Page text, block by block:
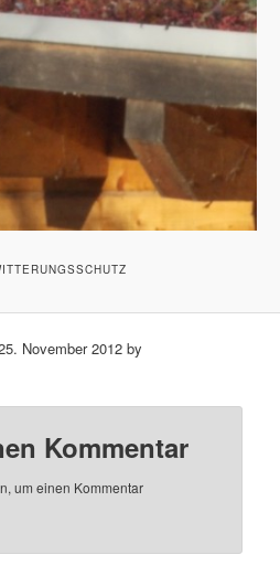
November 2012 by
Kommentar
um einen Kommentar